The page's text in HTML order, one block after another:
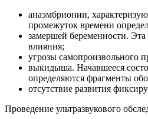
анаэмбрионии,
промежуток времени
замершей беременности.
влияния;
угрозы самопроизвольного
выкидыша. Начавшееся
определяются фрагменты
отсутствие развития
Проведение ультразвукового